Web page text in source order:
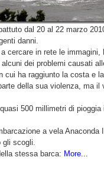
dal 20 al 22 marzo
danni.
cercare in rete le
dei problemi causati
cui ha raggiunto la costa e
della sua violenza, ma il
500 millimetri di pioggia
a vela
scogli.
stessa barca: More...